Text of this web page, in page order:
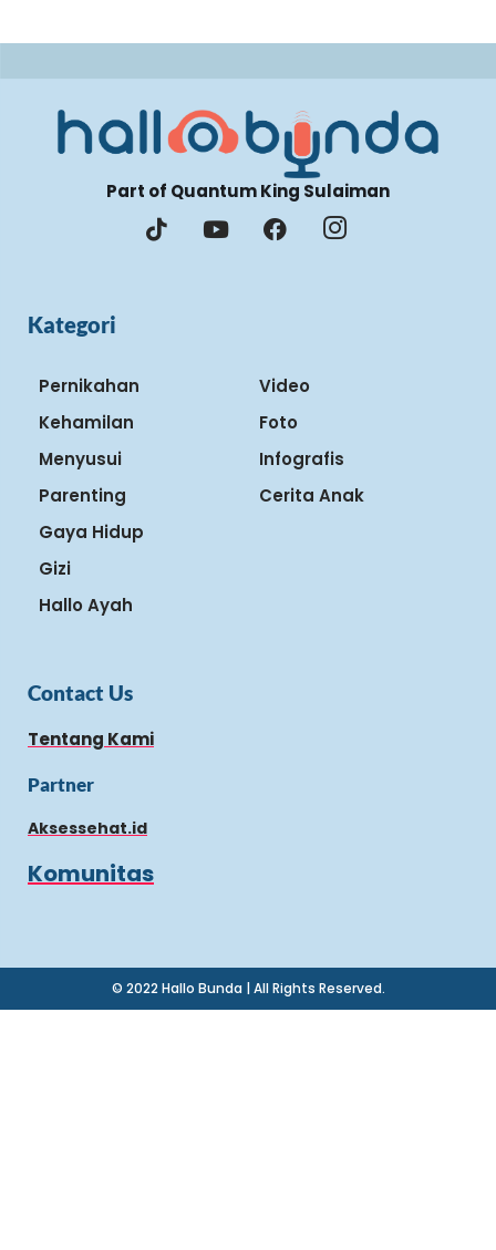
Part of Quantum King Sulaiman
Kategori
Pernikahan
Kehamilan
Menyusui
Parenting
Gaya Hidup
Gizi
Hallo Ayah
Video
Foto
Infografis
Cerita Anak
Contact Us
Tentang Kami
Partner
Aksessehat.id
Komunitas
© 2022 Hallo Bunda | All Rights Reserved.